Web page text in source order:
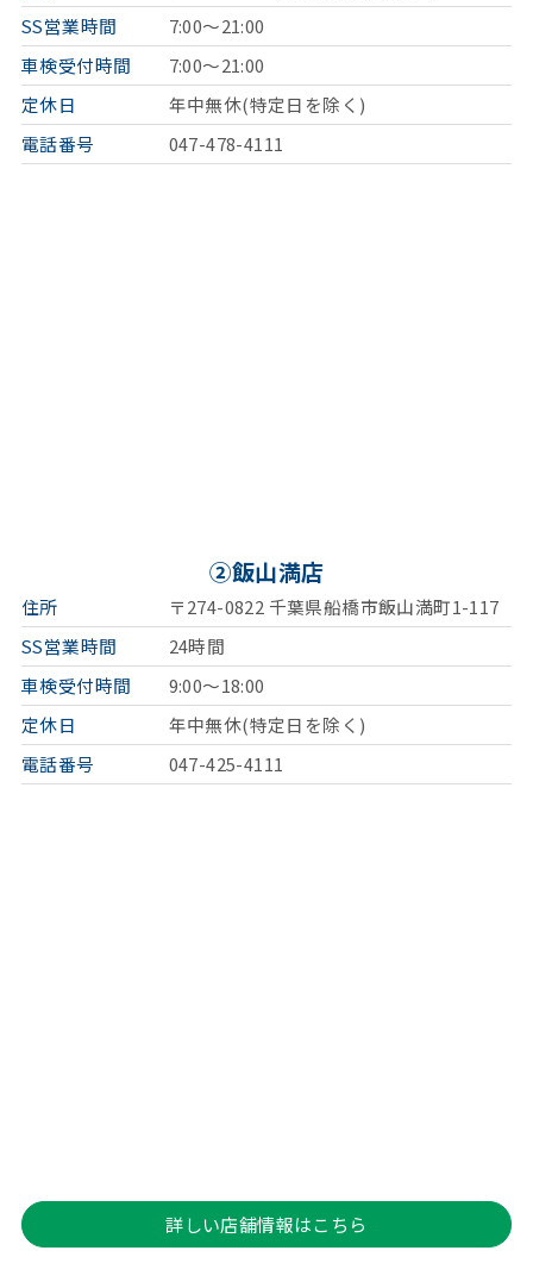
SS営業時間
7:00～21:00
車検受付時間
7:00～21:00
定休日
年中無休(特定日を除く)
電話番号
047-478-4111
②飯山満店
住所
〒274-0822 千葉県船橋市飯山満町1-117
SS営業時間
24時間
車検受付時間
9:00～18:00
定休日
年中無休(特定日を除く)
電話番号
047-425-4111
詳しい店舗情報はこちら